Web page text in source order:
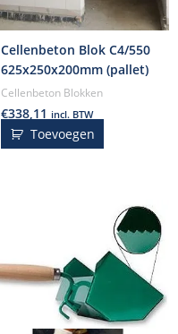
Cellenbeton Blok C4/550
625x250x200mm (pallet)
Cellenbeton Blokken
€338,11 incl. BTW
Toevoegen